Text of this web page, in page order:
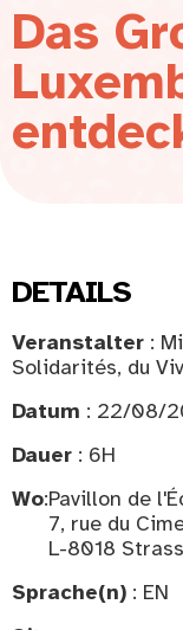
Das
DETAILS
Veranstalter :
Solidarités, du
Datum : 22/08/
Dauer : 6H
Wo:Pavillon de
7, rue du
L-8018
Sprache(n) : EN